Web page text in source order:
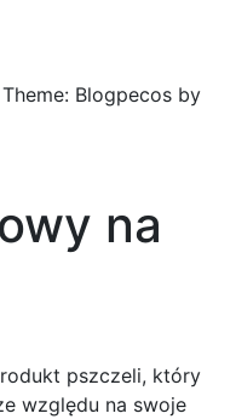
Theme: Blogpecos by
na
pszczeli, który
względu na swoje